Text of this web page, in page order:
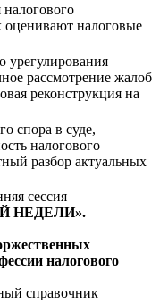
оценивают налоговые
урегулирования
рассмотрение жалоб
реконструкция на
спора в суде,
налогового
разбор актуальных
сессия
НЕДЕЛИ».
налогового
справочник